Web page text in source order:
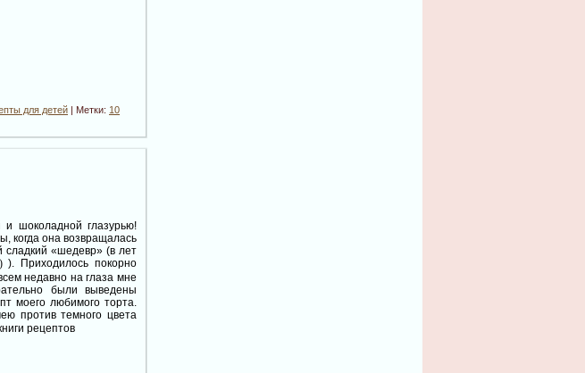
для детей | Метки: 10
шоколадной глазурью!
когда она возвращалась
сладкий «шедевр» (в лет
). Приходилось покорно
недавно на глаза мне
были выведены
моего любимого торта.
против темного цвета
рецептов